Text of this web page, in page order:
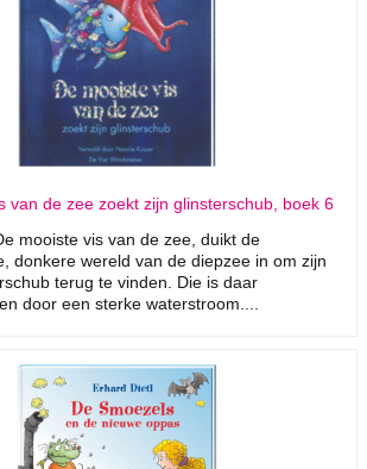
van de zee zoekt zijn glinsterschub, boek 6
mooiste vis van de zee, duikt de
donkere wereld van de diepzee in om zijn
terug te vinden. Die is daar
door een sterke waterstroom....